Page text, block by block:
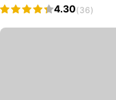
4.30(36)